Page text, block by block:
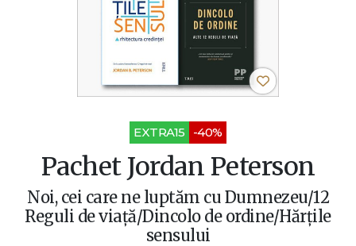
EXTRA15 -40%
Pachet Jordan Peterson
Noi, cei care ne luptăm cu Dumnezeu/12
Reguli de viață/Dincolo de ordine/Hărțile
sensului